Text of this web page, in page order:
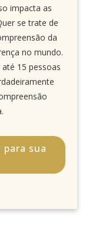
impacta as
se trate de
da
no mundo.
15 pessoas
sua